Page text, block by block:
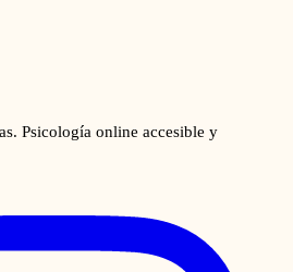
Psicología online accesible y